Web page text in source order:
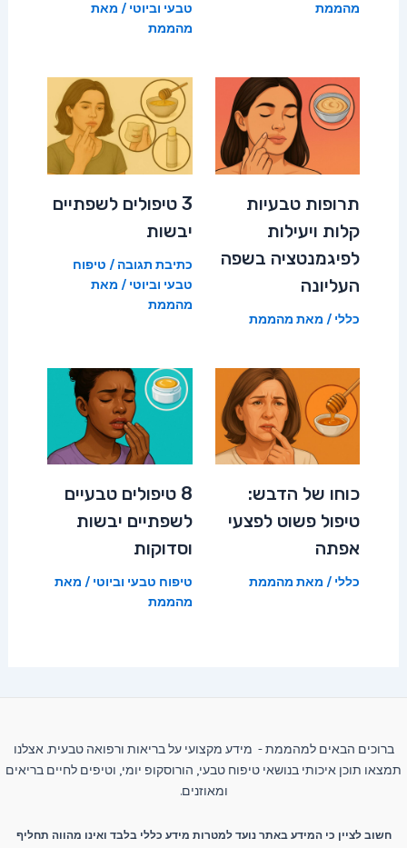
מהממת
טבעי וביוטי / מאת
מהממת
תרופות טבעיות
קלות ויעילות
לפיגמנטציה בשפה
העליונה
כללי / מאת מהממת
3 טיפולים לשפתיים
יבשות
כתיבת תגובה / טיפוח
טבעי וביוטי / מאת
מהממת
כוחו של הדבש:
טיפול פשוט לפצעי
אפתה
כללי / מאת מהממת
8 טיפולים טבעיים
לשפתיים יבשות
וסדוקות
טיפוח טבעי וביוטי / מאת
מהממת
ברוכים הבאים למהממת - מידע מקצועי על בריאות ורפואה טבעית. אצלנו
תמצאו תוכן איכותי בנושאי טיפוח טבעי, הורוסקופ יומי, וטיפים לחיים בריאים
ומאוזנים.
חשוב לציין כי המידע באתר נועד למטרות מידע כללי בלבד ואינו מהווה תחליף